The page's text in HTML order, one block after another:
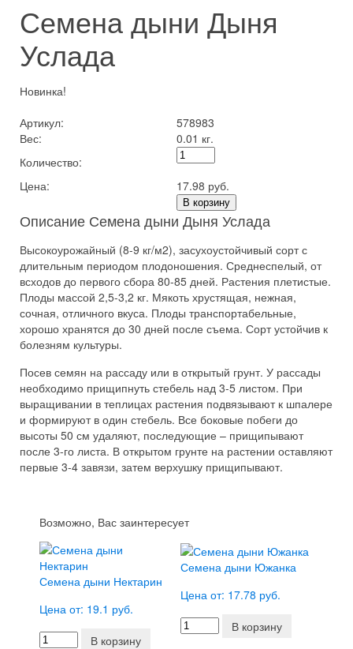
Семена дыни Дыня
Услада
Новинка!
Артикул:
578983
Вес:
0.01 кг.
Количество:
Цена:
17.98 руб.
В корзину
Описание Семена дыни Дыня Услада
Высокоурожайный (8-9 кг/м2), засухоустойчивый сорт с
длительным периодом плодоношения. Среднеспелый, от
всходов до первого сбора 80-85 дней. Растения плетистые.
Плоды массой 2,5-3,2 кг. Мякоть хрустящая, нежная,
сочная, отличного вкуса. Плоды транспортабельные,
хорошо хранятся до 30 дней после съема. Сорт устойчив к
болезням культуры.
Посев семян на рассаду или в открытый грунт. У рассады
необходимо прищипнуть стебель над 3-5 листом. При
выращивании в теплицах растения подвязывают к шпалере
и формируют в один стебель. Все боковые побеги до
высоты 50 см удаляют, последующие – прищипывают
после 3-го листа. В открытом грунте на растении оставляют
первые 3-4 завязи, затем верхушку прищипывают.
Возможно, Вас заинтересует
Семена дыни Нектарин
Цена от: 19.1 руб.
В корзину
Семена дыни Южанка
Цена от: 17.78 руб.
В корзину